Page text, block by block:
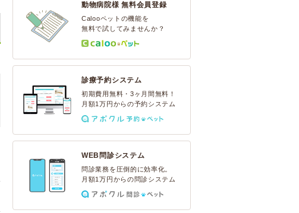
動物病院様 無料会員登録
Calooペットの機能を
無料で試してみませんか？
診療予約システム
初期費用無料・3ヶ月間無料！
月額1万円からの予約システム
WEB問診システム
問診業務を圧倒的に効率化。
月額1万円からの問診システム